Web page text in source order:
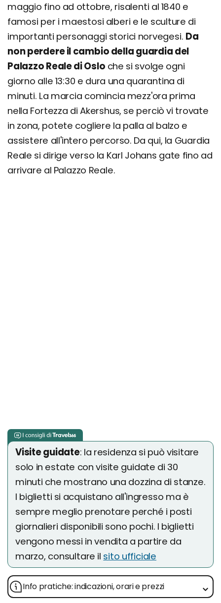
maggio fino ad ottobre, risalenti al 1840 e
famosi per i maestosi alberi e le sculture di
importanti personaggi storici norvegesi. Da
non perdere il cambio della guardia del
Palazzo Reale di Oslo che si svolge ogni
giorno alle 13:30 e dura una quarantina di
minuti. La marcia comincia mezz'ora prima
nella Fortezza di Akershus, se perciò vi trovate
in zona, potete cogliere la palla al balzo e
assistere all'intero percorso. Da qui, la Guardia
Reale si dirige verso la Karl Johans gate fino ad
arrivare al Palazzo Reale.
Visite guidate: la residenza si può visitare
solo in estate con visite guidate di 30
minuti che mostrano una dozzina di stanze.
I biglietti si acquistano all'ingresso ma è
sempre meglio prenotare perché i posti
giornalieri disponibili sono pochi. I biglietti
vengono messi in vendita a partire da
marzo, consultare il sito ufficiale
Info pratiche: indicazioni, orari e prezzi